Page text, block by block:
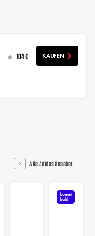
ab 104 € KAUFEN
Alle Adidas Sneaker
kommt
bald